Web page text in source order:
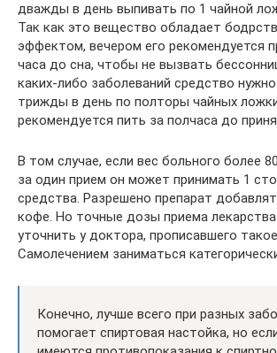
дважды в день выпивать по 1 чайной
Так как это вещество обладает
эффектом, вечером его рекомендуется
часа до сна, чтобы не вызвать
каких-либо заболеваний средство
трижды в день по полторы чайных
рекомендуется пить за полчаса до
В том случае, если вес больного более
за один прием он может принимать 1
средства. Разрешено препарат
кофе. Но точные дозы приема
уточнить у доктора, прописавшего
Самолечением заниматься
Конечно, лучше всего при разных
помогает спиртовая настойка, но